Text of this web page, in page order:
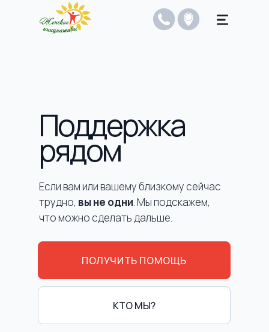
Поддержка
рядом
Если вам или вашему близкому сейчас
трудно, вы не одни. Мы подскажем,
что можно сделать дальше.
ПОЛУЧИТЬ ПОМОЩЬ
КТО МЫ?